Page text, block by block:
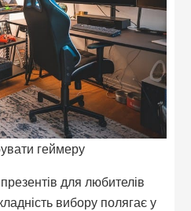
геймеру
для любителів
вибору полягає у